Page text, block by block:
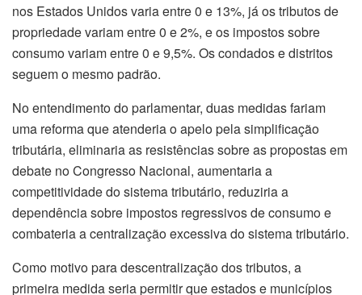
nos Estados Unidos varia entre 0 e 13%, já os tributos de
propriedade variam entre 0 e 2%, e os impostos sobre
consumo variam entre 0 e 9,5%. Os condados e distritos
seguem o mesmo padrão.
No entendimento do parlamentar, duas medidas fariam
uma reforma que atenderia o apelo pela simplificação
tributária, eliminaria as resistências sobre as propostas em
debate no Congresso Nacional, aumentaria a
competitividade do sistema tributário, reduziria a
dependência sobre impostos regressivos de consumo e
combateria a centralização excessiva do sistema tributário.
Como motivo para descentralização dos tributos, a
primeira medida seria permitir que estados e municípios